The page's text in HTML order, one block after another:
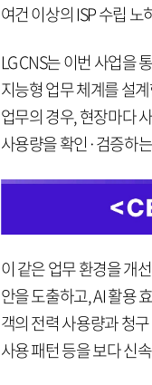
여건 이상의 ISP 수립
LG CNS는 이번 사업을
지능형 업무 체계를 설
업무의 경우, 현장마다
사용량을 확인·검증하
이 같은 업무 환경을 개
안을 도출하고, AI 활용
객의 전력 사용량과 청
사용 패턴 등을 보다 신